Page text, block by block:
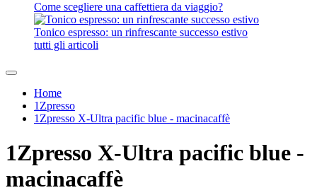
Come scegliere una caffettiera da viaggio?
Tonico espresso: un rinfrescante successo estivo
tutti gli articoli
Home
1Zpresso
1Zpresso X-Ultra pacific blue - macinacaffè
1Zpresso X-Ultra pacific blue -
macinacaffè